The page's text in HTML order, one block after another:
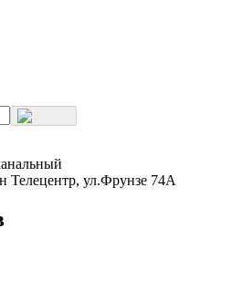
Телецентр, ул.Фрунзе 74А